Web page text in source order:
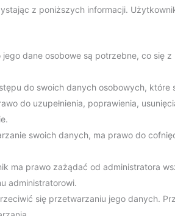
z poniższych informacji.
dane osobowe są potrzebne, co się z
do swoich danych osobowych, które
do uzupełnienia, poprawienia,
swoich danych, ma prawo do
ma prawo zażądać od administratora
administratorowi.
się przetwarzaniu jego danych.